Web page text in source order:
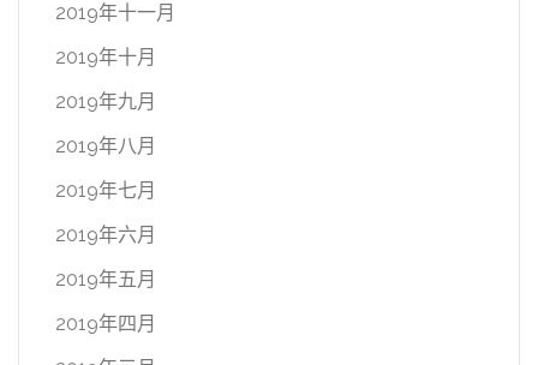
2019年十一月
2019年十月
2019年九月
2019年八月
2019年七月
2019年六月
2019年五月
2019年四月